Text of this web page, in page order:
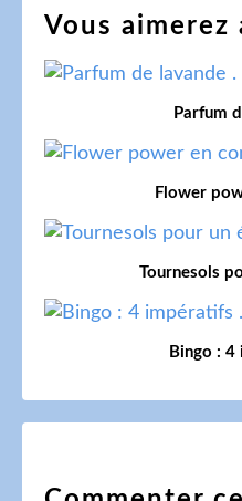
Vous aimerez
Parfum
Flower
Tournesols
Bingo :